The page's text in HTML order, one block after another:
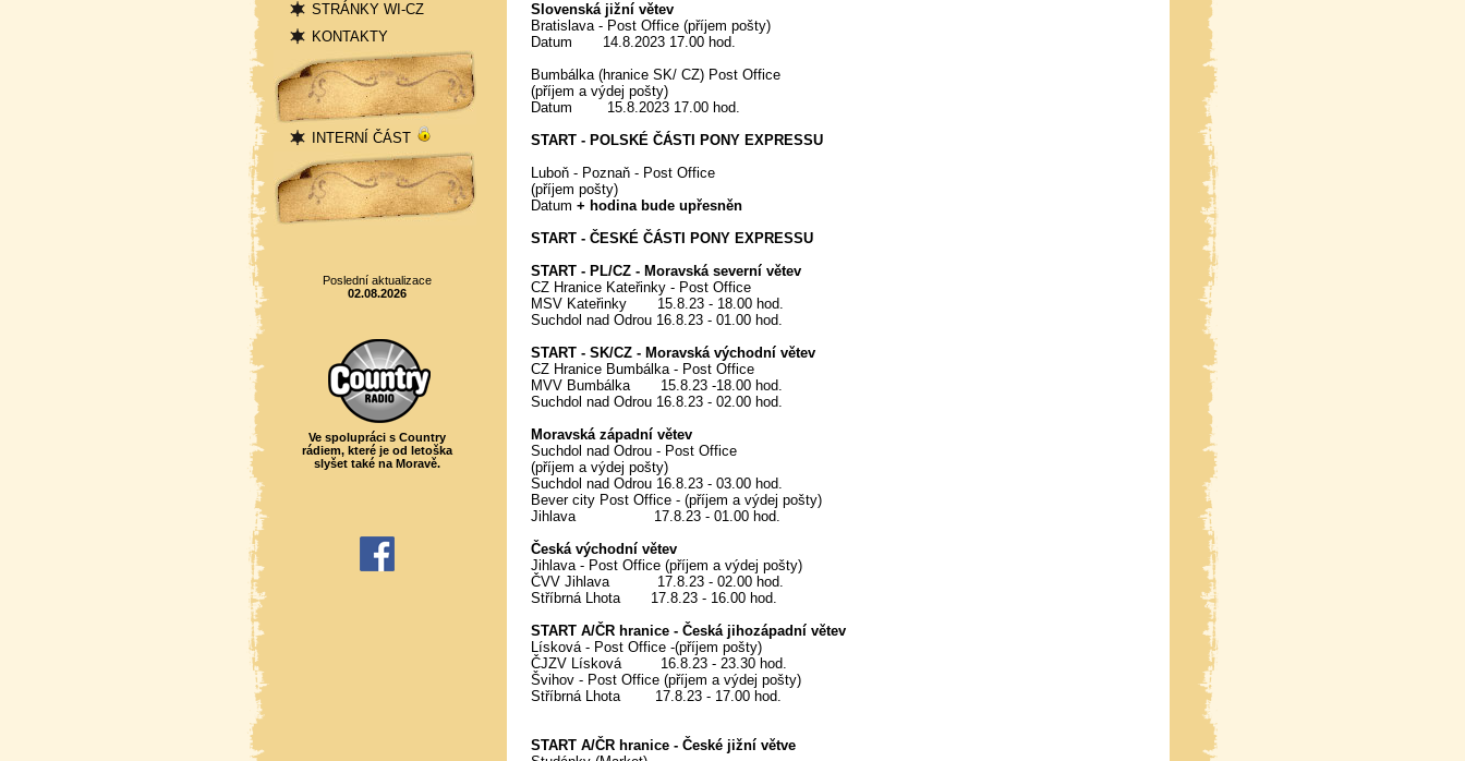
STRÁNKY WI-CZ
KONTAKTY
Přihlášení
INTERNÍ ČÁST
Statistika
Poslední aktualizace
02.08.2026
Ve spolupráci s Country
rádiem, které je od letoška
slyšet také na Moravě.
Slovenská jižní větev
Bratislava - Post Office (příjem pošty)
Datum 14.8.2023 17.00 hod.
Bumbálka (hranice SK/ CZ) Post Office
(příjem a výdej pošty)
Datum 15.8.2023 17.00 hod.
START - POLSKÉ ČÁSTI PONY EXPRESSU
Luboň - Poznaň - Post Office
(příjem pošty)
Datum + hodina bude upřesněn
START - ČESKÉ ČÁSTI PONY EXPRESSU
START - PL/CZ - Moravská severní větev
CZ Hranice Kateřinky - Post Office
MSV Kateřinky 15.8.23 - 18.00 hod.
Suchdol nad Odrou 16.8.23 - 01.00 hod.
START - SK/CZ - Moravská východní větev
CZ Hranice Bumbálka - Post Office
MVV Bumbálka 15.8.23 -18.00 hod.
Suchdol nad Odrou 16.8.23 - 02.00 hod.
Moravská západní větev
Suchdol nad Odrou - Post Office
(příjem a výdej pošty)
Suchdol nad Odrou 16.8.23 - 03.00 hod.
Bever city Post Office - (příjem a výdej pošty)
Jihlava 17.8.23 - 01.00 hod.
Česká východní větev
Jihlava - Post Office (příjem a výdej pošty)
ČVV Jihlava 17.8.23 - 02.00 hod.
Stříbrná Lhota 17.8.23 - 16.00 hod.
START A/ČR hranice - Česká jihozápadní větev
Lísková - Post Office -(příjem pošty)
ČJZV Lísková 16.8.23 - 23.30 hod.
Švihov - Post Office (příjem a výdej pošty)
Stříbrná Lhota 17.8.23 - 17.00 hod.
START A/ČR hranice - České jižní větve